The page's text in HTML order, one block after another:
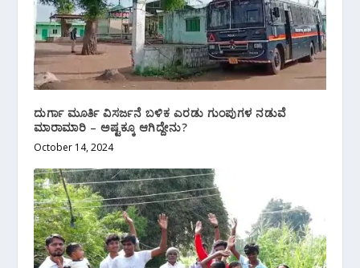
ದುರ್ಗಾ ಮೂರ್ತಿ ವಿಸರ್ಜನೆ ಬಳಿಕ ಎರಡು ಗುಂಪುಗಳ ನಡುವೆ
ಮಾರಾಮಾರಿ – ಅಷ್ಟಕ್ಕೂ ಆಗಿದ್ದೇನು?
October 14, 2024